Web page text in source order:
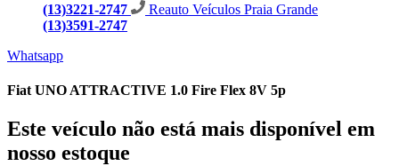
(13)3221-2747
Reauto Veículos Praia Grande
(13)3591-2747
Whatsapp
Fiat UNO ATTRACTIVE 1.0 Fire Flex 8V 5p
Este veículo não está mais disponível em
nosso estoque